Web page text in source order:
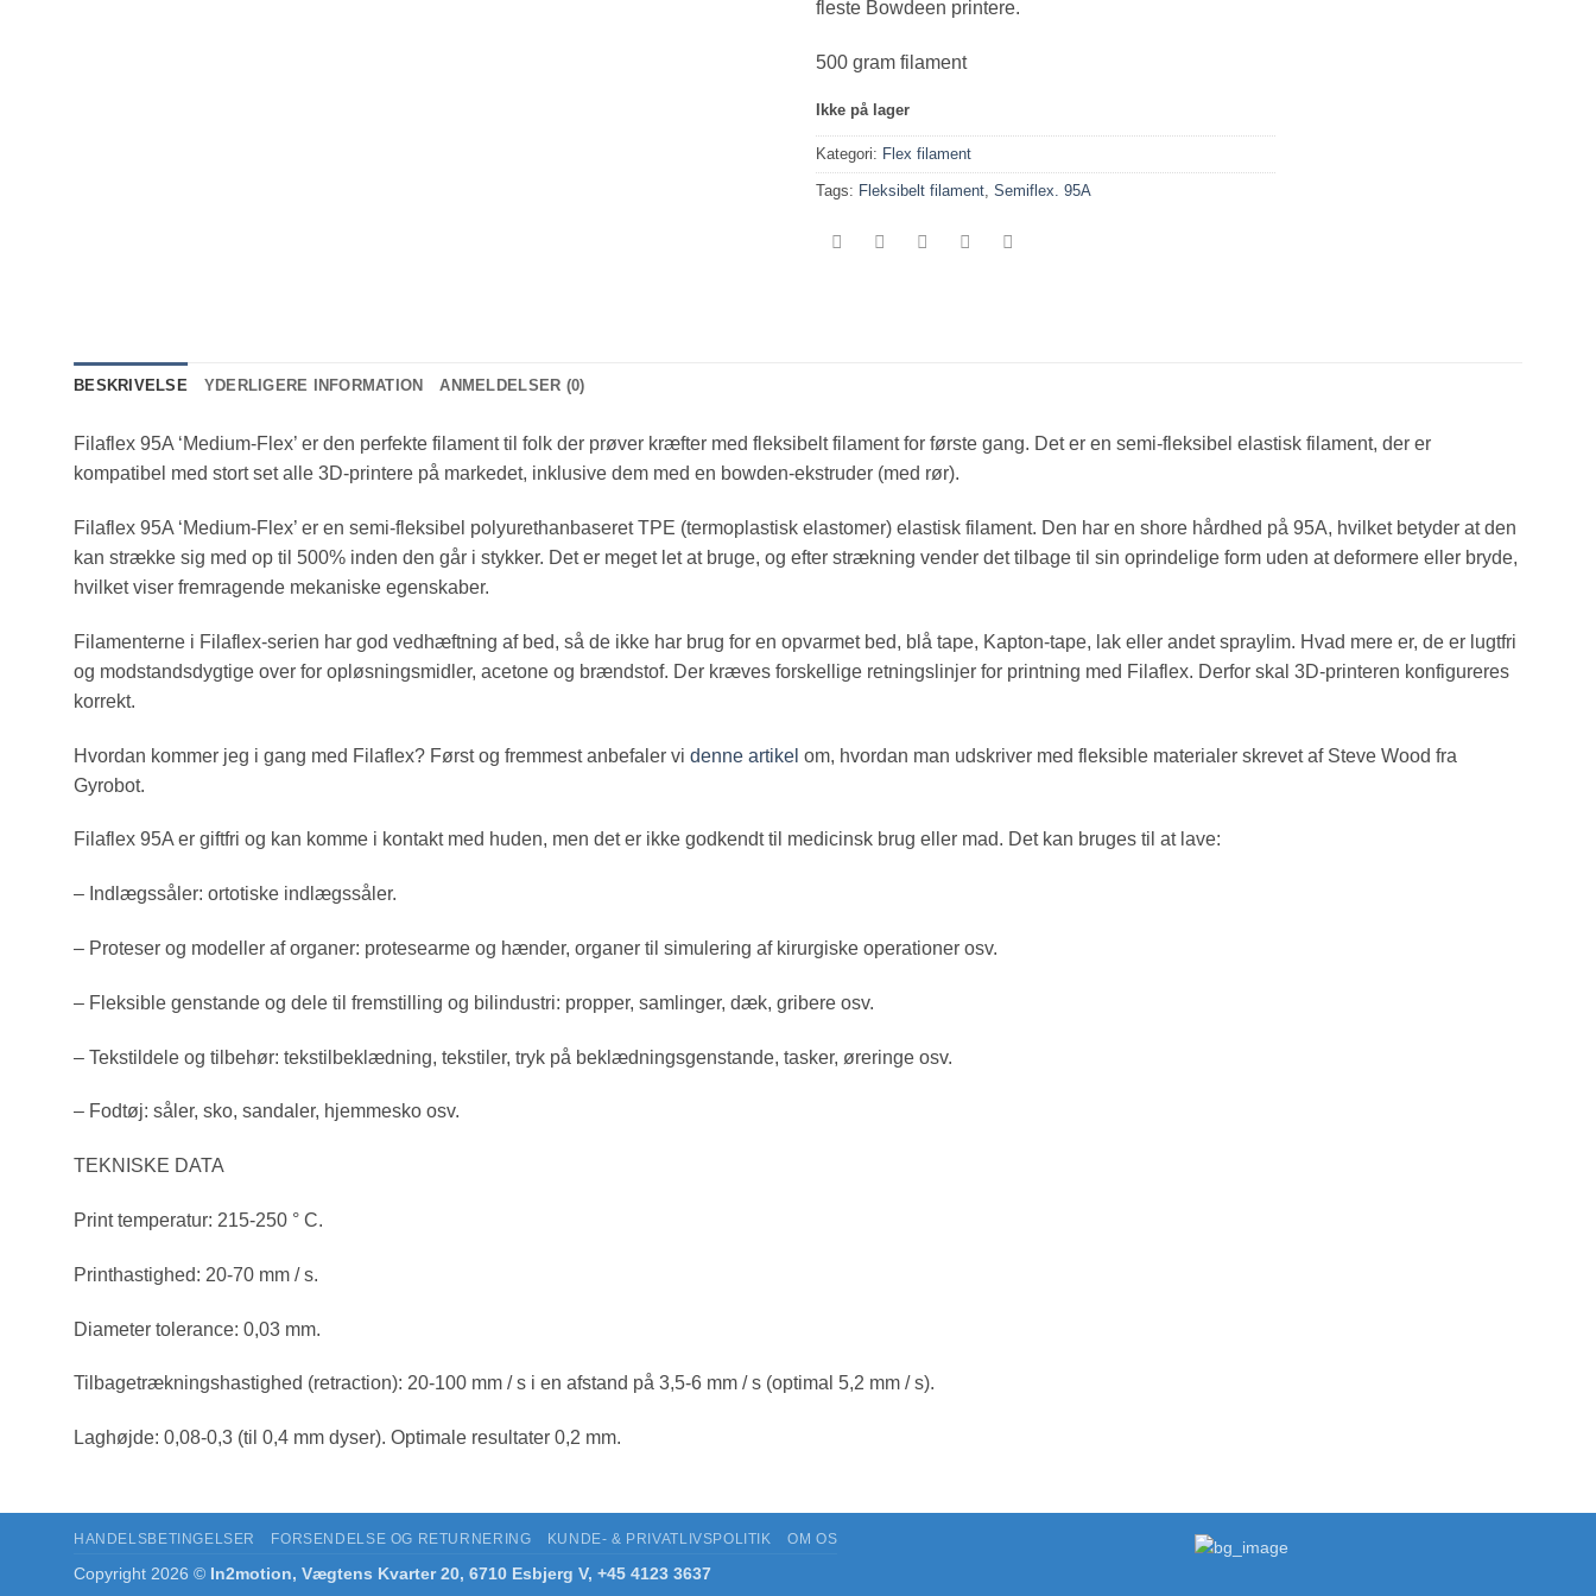
fleste Bowdeen printere.
500 gram filament
Ikke på lager
Kategori: Flex filament
Tags: Fleksibelt filament, Semiflex. 95A
BESKRIVELSE YDERLIGERE INFORMATION ANMELDELSER (0)
Filaflex 95A ‘Medium-Flex’ er den perfekte filament til folk der prøver kræfter med fleksibelt filament for første gang. Det er en semi-fleksibel elastisk filament, der er
kompatibel med stort set alle 3D-printere på markedet, inklusive dem med en bowden-ekstruder (med rør).
Filaflex 95A ‘Medium-Flex’ er en semi-fleksibel polyurethanbaseret TPE (termoplastisk elastomer) elastisk filament. Den har en shore hårdhed på 95A, hvilket betyder at den
kan strække sig med op til 500% inden den går i stykker. Det er meget let at bruge, og efter strækning vender det tilbage til sin oprindelige form uden at deformere eller bryde,
hvilket viser fremragende mekaniske egenskaber.
Filamenterne i Filaflex-serien har god vedhæftning af bed, så de ikke har brug for en opvarmet bed, blå tape, Kapton-tape, lak eller andet spraylim. Hvad mere er, de er lugtfri
og modstandsdygtige over for opløsningsmidler, acetone og brændstof. Der kræves forskellige retningslinjer for printning med Filaflex. Derfor skal 3D-printeren konfigureres
korrekt.
Hvordan kommer jeg i gang med Filaflex? Først og fremmest anbefaler vi denne artikel om, hvordan man udskriver med fleksible materialer skrevet af Steve Wood fra
Gyrobot.
Filaflex 95A er giftfri og kan komme i kontakt med huden, men det er ikke godkendt til medicinsk brug eller mad. Det kan bruges til at lave:
– Indlægssåler: ortotiske indlægssåler.
– Proteser og modeller af organer: protesearme og hænder, organer til simulering af kirurgiske operationer osv.
– Fleksible genstande og dele til fremstilling og bilindustri: propper, samlinger, dæk, gribere osv.
– Tekstildele og tilbehør: tekstilbeklædning, tekstiler, tryk på beklædningsgenstande, tasker, øreringe osv.
– Fodtøj: såler, sko, sandaler, hjemmesko osv.
TEKNISKE DATA
Print temperatur: 215-250 ° C.
Printhastighed: 20-70 mm / s.
Diameter tolerance: 0,03 mm.
Tilbagetrækningshastighed (retraction): 20-100 mm / s i en afstand på 3,5-6 mm / s (optimal 5,2 mm / s).
Laghøjde: 0,08-0,3 (til 0,4 mm dyser). Optimale resultater 0,2 mm.
HANDELSBETINGELSER FORSENDELSE OG RETURNERING KUNDE- & PRIVATLIVSPOLITIK OM OS
Copyright 2026 © In2motion, Vægtens Kvarter 20, 6710 Esbjerg V, +45 4123 3637